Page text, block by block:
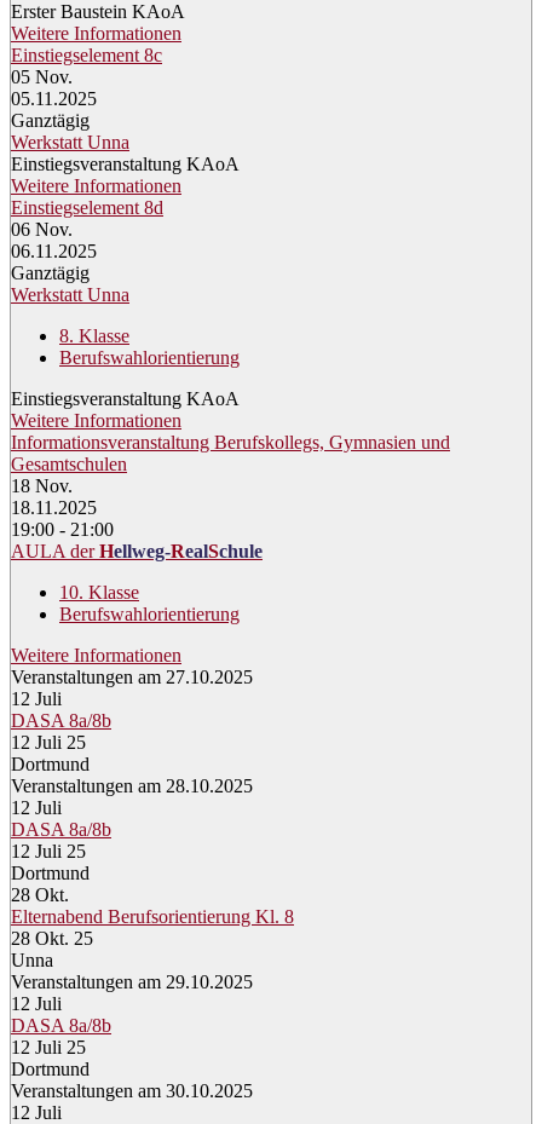
Erster Baustein KAoA
Weitere Informationen
Einstiegselement 8c
05 Nov.
05.11.2025
Ganztägig
Werkstatt Unna
Einstiegsveranstaltung KAoA
Weitere Informationen
Einstiegselement 8d
06 Nov.
06.11.2025
Ganztägig
Werkstatt Unna
8. Klasse
Berufswahlorientierung
Einstiegsveranstaltung KAoA
Weitere Informationen
Informationsveranstaltung Berufskollegs, Gymnasien und
Gesamtschulen
18 Nov.
18.11.2025
19:00 - 21:00
AULA derHellweg-RealSchule
10. Klasse
Berufswahlorientierung
Weitere Informationen
Veranstaltungen am 27.10.2025
12 Juli
DASA 8a/8b
12 Juli 25
Dortmund
Veranstaltungen am 28.10.2025
12 Juli
DASA 8a/8b
12 Juli 25
Dortmund
28 Okt.
Elternabend Berufsorientierung Kl. 8
28 Okt. 25
Unna
Veranstaltungen am 29.10.2025
12 Juli
DASA 8a/8b
12 Juli 25
Dortmund
Veranstaltungen am 30.10.2025
12 Juli